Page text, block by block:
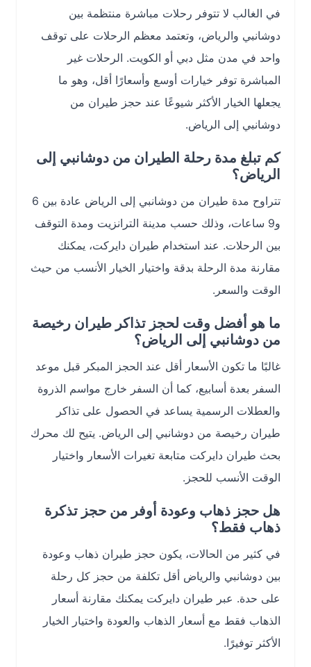
في الغالب لا تتوفر رحلات مباشرة منتظمة بين
دوشانبي والرياض، وتعتمد معظم الرحلات على توقف
واحد في مدن مثل دبي أو الكويت. الرحلات غير
المباشرة توفر خيارات أوسع وأسعارًا أقل، وهو ما
يجعلها الخيار الأكثر شيوعًا عند حجز طيران من
دوشانبي إلى الرياض.
كم تبلغ مدة رحلة الطيران من دوشانبي إلى
الرياض؟
تتراوح مدة طيران من دوشانبي إلى الرياض عادة بين 6
و9 ساعات، وذلك حسب مدينة الترانزيت ومدة التوقف
بين الرحلات. عند استخدام طيران دايركت، يمكنك
مقارنة مدة الرحلة بدقة واختيار الخيار الأنسب من حيث
الوقت والسعر.
ما هو أفضل وقت لحجز تذاكر طيران رخيصة
من دوشانبي إلى الرياض؟
غالبًا ما تكون الأسعار أقل عند الحجز المبكر قبل موعد
السفر بعدة أسابيع، كما أن السفر خارج مواسم الذروة
والعطلات الرسمية يساعد في الحصول على تذاكر
طيران رخيصة من دوشانبي إلى الرياض. يتيح لك محرك
بحث طيران دايركت متابعة تغيرات الأسعار واختيار
الوقت الأنسب للحجز.
هل حجز ذهاب وعودة أوفر من حجز تذكرة
ذهاب فقط؟
في كثير من الحالات، يكون حجز طيران ذهاب وعودة
بين دوشانبي والرياض أقل تكلفة من حجز كل رحلة
على حدة. عبر طيران دايركت يمكنك مقارنة أسعار
الذهاب فقط مع أسعار الذهاب والعودة واختيار الخيار
الأكثر توفيرًا.